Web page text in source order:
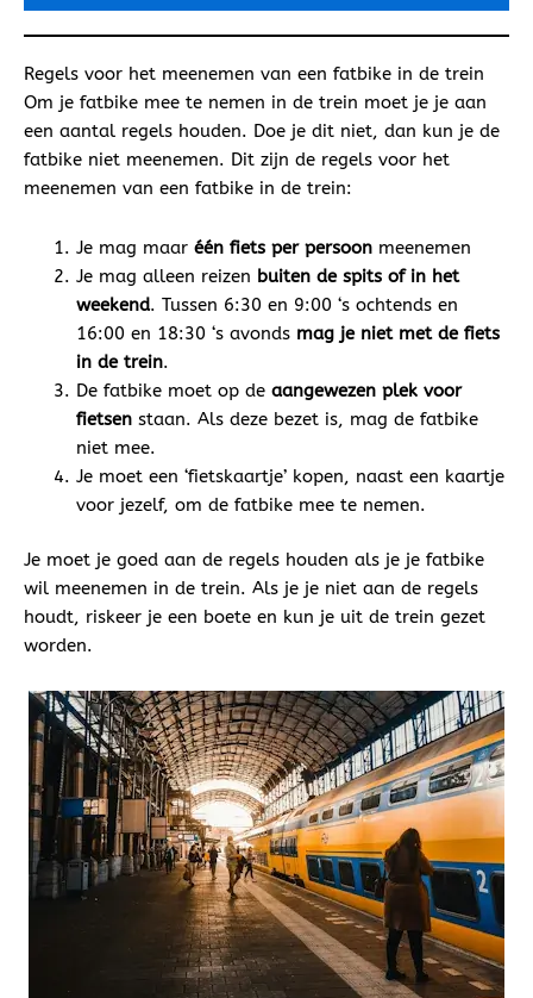
Regels voor het meenemen van een fatbike in de trein
Om je fatbike mee te nemen in de trein moet je je aan
een aantal regels houden. Doe je dit niet, dan kun je de
fatbike niet meenemen. Dit zijn de regels voor het
meenemen van een fatbike in de trein:
Je mag maar één fiets per persoonmeenemen
Je mag alleen reizen buiten de spits of in het
weekend. Tussen 6:30 en 9:00 ‘s ochtends en
16:00 en 18:30 ‘s avonds mag je niet met de fiets
in de trein.
De fatbike moet op de aangewezen plek voor
fietsenstaan. Als deze bezet is, mag de fatbike
niet mee.
Je moet een ‘fietskaartje’ kopen, naast een kaartje
voor jezelf, om de fatbike mee te nemen.
Je moet je goed aan de regels houden als je je fatbike
wil meenemen in de trein. Als je je niet aan de regels
houdt, riskeer je een boete en kun je uit de trein gezet
worden.